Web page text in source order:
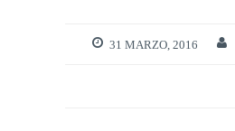
31 MARZO, 2016